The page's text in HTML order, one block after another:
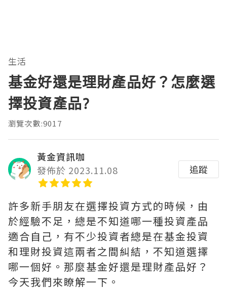
生活
基金好還是理財產品好？怎麼選
擇投資產品?
瀏覽次數:9017
黃金資訊咖
發佈於 2023.11.08
追蹤
許多新手朋友在選擇投資方式的時候，由
於經驗不足，總是不知道哪一種投資產品
適合自己，有不少投資者總是在基金投資
和理財投資這兩者之間糾結，不知道選擇
哪一個好。那麼基金好還是理財產品好？
今天我們來瞭解一下。